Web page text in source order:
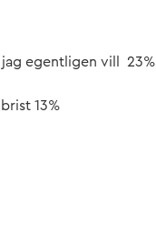
egentligen vill 23%
13%